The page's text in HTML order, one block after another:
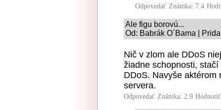
Odpovedať Známka: 7.4
Ale figu borovú...
Od: Babrák O´Bama |
Nič v zlom ale DDoS
žiadne schopnosti,
DDoS. Navyše aktérom
servera.
Odpovedať Známka: 2.9